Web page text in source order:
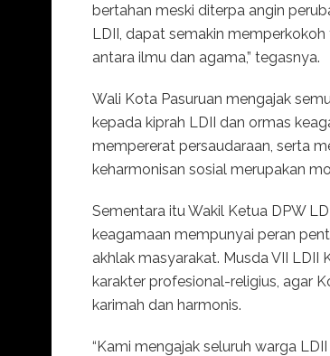
bertahan meski diterpa angin
LDII, dapat semakin
antara ilmu dan agama,” tegasnya.
Wali Kota Pasuruan mengajak
kepada kiprah LDII dan ormas
mempererat persaudaraan, serta
keharmonisan sosial merupakan
Sementara itu Wakil Ketua DPW
keagamaan mempunyai peran
akhlak masyarakat. Musda VII
karakter profesional-religius, agar
karimah dan harmonis.
“Kami mengajak seluruh warga